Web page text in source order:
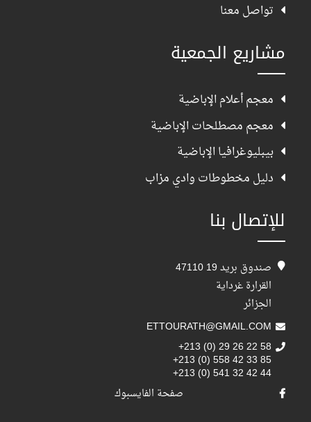
تواصل معنا
مشاريع الجمعية
معجم أعلام الإباضية
معجم مصطلحات الإباضية
بيبليوغرافيا الإباضية
دليل مخطوطات وادي مزاب
للإتصال بنا
صندوق بريد 19 47110
القرارة غرداية
الجزائر
ETTOURATH@GMAIL.COM
+213 (0) 29 26 22 58
+213 (0) 558 42 33 85
+213 (0) 541 32 42 44
صفحة الفايسبوك